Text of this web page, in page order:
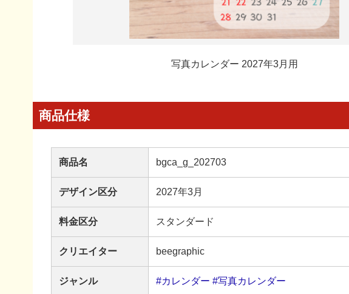
写真カレンダー 2027年3月用
商品仕様
商品名 bgca_g_202703
デザイン区分 2027年3月
料金区分 スタンダード
クリエイター beegraphic
ジャンル #カレンダー #写真カレンダー